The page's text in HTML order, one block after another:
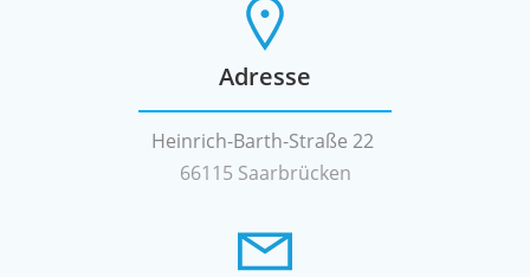
Adresse
Heinrich-Barth-Straße 22
66115 Saarbrücken